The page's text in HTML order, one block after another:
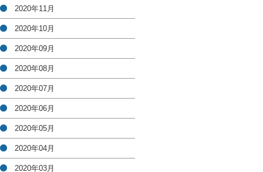
2020年11月
2020年10月
2020年09月
2020年08月
2020年07月
2020年06月
2020年05月
2020年04月
2020年03月